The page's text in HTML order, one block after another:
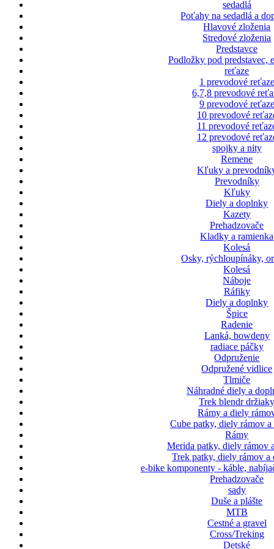
sedadlá
Poťahy na sedadlá a
Hlavové zloženia
Stredové zloženia
Predstavce
Podložky pod predstavec,
reťaze
1 prevodové reťaze
6,7,8 prevodové
9 prevodové reťaze
10 prevodové
11 prevodové
12 prevodové
spojky a nity
Remene
Kľuky a
Prevodníky
Kľuky
Diely a doplnky
Kazety
Prehadzovače
Kladky a ramienka
Kolesá
Osky, rýchloupínáky,
Kolesá
Náboje
Ráfiky
Diely a doplnky
Špice
Radenie
Lanká, bowdeny
radiace páčky
Odpruženie
Odpružené vidlice
Tlmiče
Náhradné diely a
Trek blendr držiaky
Rámy a diely
Cube patky, diely rámov
Rámy
Merida patky, diely rámov
Trek patky, diely rámov a
e-bike komponenty - káble,
Prehadzovače
sady
Duše a plášte
MTB
Cestné a gravel
Cross/Treking
Detské